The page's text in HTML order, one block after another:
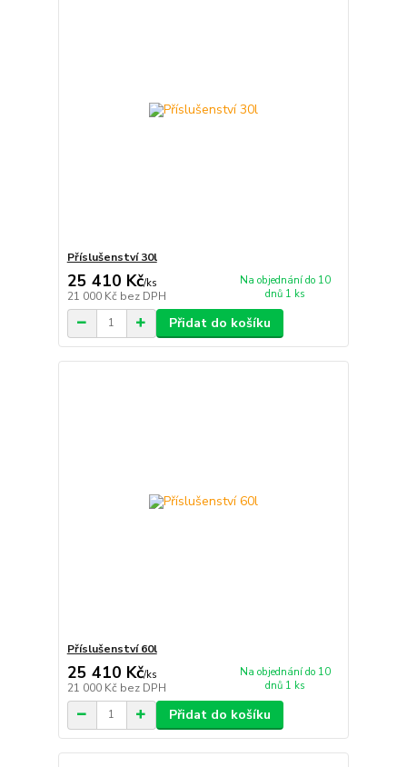
Příslušenství 30l
25 410 Kč/ks
21 000 Kč bez DPH
Na objednání do 10
dnů 1 ks
Přidat do košíku
Příslušenství 60l
25 410 Kč/ks
21 000 Kč bez DPH
Na objednání do 10
dnů 1 ks
Přidat do košíku